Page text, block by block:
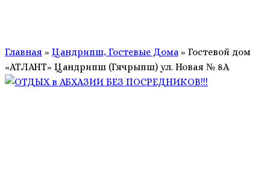
Главная » Цандрипш, Гостевые Дома » Гостевой дом
«АТЛАНТ» Цандрипш (Гячрыпш) ул. Новая № 8А